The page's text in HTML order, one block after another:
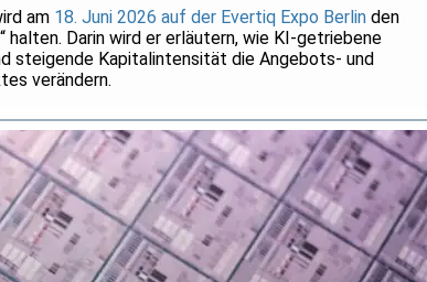
am 18. Juni 2026 auf der Evertiq Expo Berlin den
Darin wird er erläutern, wie KI-getriebene
steigende Kapitalintensität die Angebots- und
verändern.